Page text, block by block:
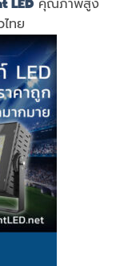
LEDคุณภาพสูง
ทย